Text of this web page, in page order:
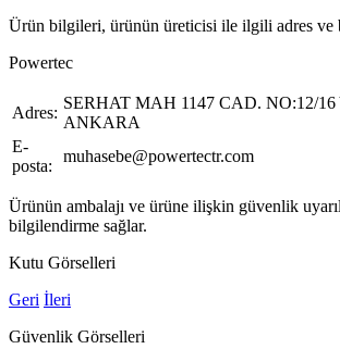
Ürün bilgileri, ürünün üreticisi ile ilgili adres ve
Powertec
Adres:
SERHAT MAH 1147 CAD. NO:12/
ANKARA
E-
posta:
muhasebe@powertectr.com
Ürünün ambalajı ve ürüne ilişkin güvenlik
bilgilendirme sağlar.
Kutu Görselleri
Geri İleri
Güvenlik Görselleri